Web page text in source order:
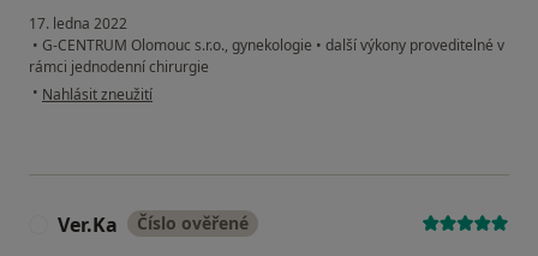
17. ledna 2022
• G-CENTRUM Olomouc s.r.o., gynekologie • další výkony proveditelné v
rámci jednodenní chirurgie
• podle názoru uživatele SA
Nahlásit zneužití
Ver.Ka Číslo ověřené